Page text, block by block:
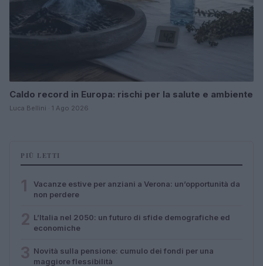
Caldo record in Europa: rischi per la salute e ambiente
Luca Bellini · 1 Ago 2026
PIÙ LETTI
Vacanze estive per anziani a Verona: un’opportunità da
non perdere
L’Italia nel 2050: un futuro di sfide demografiche ed
economiche
Novità sulla pensione: cumulo dei fondi per una
maggiore flessibilità